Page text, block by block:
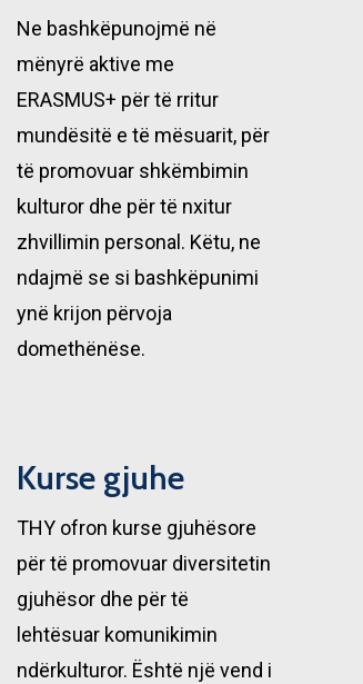
Ne bashkëpunojmë në
mënyrë aktive me
ERASMUS+ për të rritur
mundësitë e të mësuarit, për
të promovuar shkëmbimin
kulturor dhe për të nxitur
zhvillimin personal. Këtu, ne
ndajmë se si bashkëpunimi
ynë krijon përvoja
domethënëse.
Kurse gjuhe
THY ofron kurse gjuhësore
për të promovuar diversitetin
gjuhësor dhe për të
lehtësuar komunikimin
ndërkulturor. Është një vend i